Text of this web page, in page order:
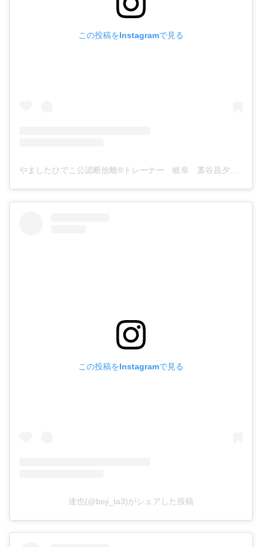
この投稿をInstagramで見る
やましたひでこ公認断捨離®︎トレーナー 岐阜 藁谷昌夕実(@danshari._.gifu)がシェアした投稿
この投稿をInstagramで見る
達也(@beji_ta3)がシェアした投稿